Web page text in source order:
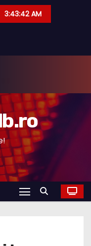
3:43:43 AM
bune: